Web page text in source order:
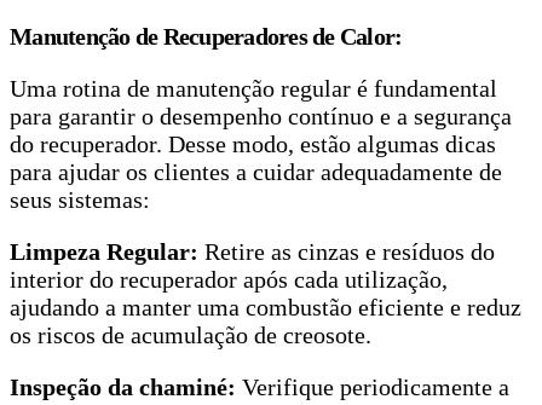
Manutenção de Recuperadores de Calor:
Uma rotina de manutenção regular é fundamental
para garantir o desempenho contínuo e a segurança
do recuperador. Desse modo, estão algumas dicas
para ajudar os clientes a cuidar adequadamente de
seus sistemas:
Limpeza Regular: Retire as cinzas e resíduos do
interior do recuperador após cada utilização,
ajudando a manter uma combustão eficiente e reduz
os riscos de acumulação de creosote.
Inspeção da chaminé: Verifique periodicamente a